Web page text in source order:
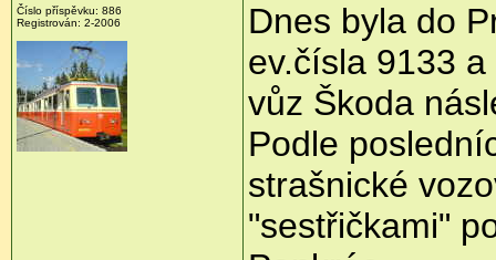
Číslo příspěvku: 886
Registrován: 2-2006
Dnes byla do
ev.čísla 9133
vůz Škoda
Podle
strašnické
"sestřičkami"